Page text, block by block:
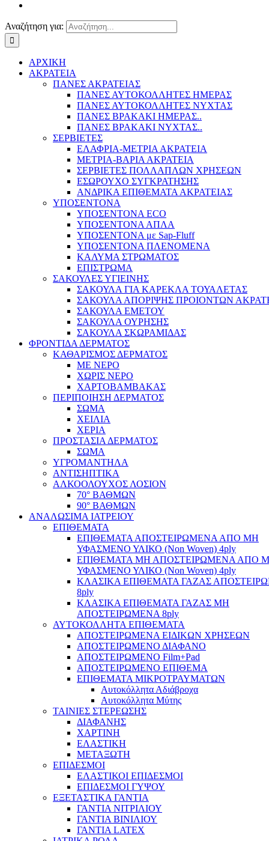
Αναζήτηση για:
ΑΡΧΙΚΗ
ΑΚΡΑΤΕΙΑ
ΠΑΝΕΣ ΑΚΡΑΤΕΙΑΣ
ΠΑΝΕΣ ΑΥΤΟΚΟΛΛΗΤΕΣ ΗΜΕΡΑΣ
ΠΑΝΕΣ ΑΥΤΟΚΟΛΛΗΤΕΣ ΝΥΧΤΑΣ
ΠΑΝΕΣ ΒΡΑΚΑΚΙ ΗΜΕΡΑΣ..
ΠΑΝΕΣ ΒΡΑΚΑΚΙ ΝΥΧΤΑΣ..
ΣΕΡΒΙΕΤΕΣ
ΕΛΑΦΡΙΑ-ΜΕΤΡΙΑ ΑΚΡΑΤΕΙΑ
ΜΕΤΡΙΑ-ΒΑΡΙΑ ΑΚΡΑΤΕΙΑ
ΣΕΡΒΙΕΤΕΣ ΠΟΛΛΑΠΛΩΝ ΧΡΗΣΕΩΝ
ΕΣΩΡΟΥΧΟ ΣΥΓΚΡΑΤΗΣΗΣ
ΑΝΔΡΙΚΑ ΕΠΙΘΕΜΑΤΑ ΑΚΡΑΤΕΙΑΣ
ΥΠΟΣΕΝΤΟΝΑ
ΥΠΟΣΕΝΤΟΝΑ ECO
ΥΠΟΣΕΝΤΟΝΑ ΑΠΛΑ
ΥΠΟΣΕΝΤΟΝΑ με Sap-Fluff
ΥΠΟΣΕΝΤΟΝΑ ΠΛΕΝΟΜΕΝΑ
ΚΑΛΥΜΑ ΣΤΡΩΜΑΤΟΣ
ΕΠΙΣΤΡΩΜΑ
ΣΑΚΟΥΛΕΣ ΥΓΙΕΙΝΗΣ
ΣΑΚΟΥΛΑ ΓΙΑ ΚΑΡΕΚΛΑ ΤΟΥΑΛΕΤΑΣ
ΣΑΚΟΥΛΑ ΑΠΟΡΙΨΗΣ ΠΡΟΙΟΝΤΩΝ
ΣΑΚΟΥΛΑ ΕΜΕΤΟΥ
ΣΑΚΟΥΛΑ ΟΥΡΗΣΗΣ
ΣΑΚΟΥΛΑ ΣΚΩΡΑΜΙΔΑΣ
ΦΡΟΝΤΙΔΑ ΔΕΡΜΑΤΟΣ
ΚΑΘΑΡΙΣΜΟΣ ΔΕΡΜΑΤΟΣ
ΜΕ ΝΕΡΟ
ΧΩΡΙΣ ΝΕΡΟ
ΧΑΡΤΟΒΑΜΒΑΚΑΣ
ΠΕΡΙΠΟΙΗΣΗ ΔΕΡΜΑΤΟΣ
ΣΩΜΑ
ΧΕΙΛΙΑ
ΧΕΡΙΑ
ΠΡΟΣΤΑΣΙΑ ΔΕΡΜΑΤΟΣ
ΣΩΜΑ
ΥΓΡΟΜΑΝΤΗΛΑ
ΑΝΤΙΣΗΠΤΙΚΑ
ΑΛΚΟΟΛΟΥΧΟΣ ΛΟΣΙΟΝ
70° ΒΑΘΜΩΝ
90° ΒΑΘΜΩΝ
ΑΝΑΛΩΣΙΜΑ ΙΑΤΡΕΙΟΥ
ΕΠΙΘΕΜΑΤΑ
ΕΠΙΘΕΜΑΤΑ ΑΠΟΣΤΕΙΡΩΜΕΝΑ ΑΠΟ ΜΗ
ΥΦΑΣΜΕΝΟ ΥΛΙΚΟ (Non Woven) 4ply
ΕΠΙΘΕΜΑΤΑ ΜΗ ΑΠΟΣΤΕΙΡΩΜΕΝΑ ΑΠΟ
ΥΦΑΣΜΕΝΟ ΥΛΙΚΟ (Non Woven) 4ply
ΚΛΑΣΙΚΑ ΕΠΙΘΕΜΑΤΑ ΓΑΖΑΣ
8ply
ΚΛΑΣΙΚΑ ΕΠΙΘΕΜΑΤΑ ΓΑΖΑΣ ΜΗ
ΑΠΟΣΤΕΙΡΩΜΕΝΑ 8ply
ΑΥΤΟΚΟΛΛΗΤΑ ΕΠΙΘΕΜΑΤΑ
ΑΠΟΣΤΕΙΡΩΜΕΝΑ ΕΙΔΙΚΩΝ ΧΡΗΣΕΩΝ
ΑΠΟΣΤΕΙΡΩΜΕΝΟ ΔΙΑΦΑΝΟ
ΑΠΟΣΤΕΙΡΩΜΕΝΟ Film+Pad
ΑΠΟΣΤΕΙΡΩΜΕΝΟ ΕΠΙΘΕΜΑ
ΕΠΙΘΕΜΑΤΑ ΜΙΚΡΟΤΡΑΥΜΑΤΩΝ
Αυτοκόλλητα Αδιάβροχα
Αυτοκόλλητα Μύτης
ΤΑΙΝΙΕΣ ΣΤΕΡΕΩΣΗΣ
ΔΙΑΦΑΝΗΣ
ΧΑΡΤΙΝΗ
ΕΛΑΣΤΙΚΗ
ΜΕΤΑΞΩΤΗ
ΕΠΙΔΕΣΜΟΙ
ΕΛΑΣΤΙΚΟΙ ΕΠΙΔΕΣΜΟΙ
ΕΠΙΔΕΣΜΟΙ ΓΥΨΟΥ
ΕΞΕΤΑΣΤΙΚΑ ΓΑΝΤΙΑ
ΓΑΝΤΙΑ ΝΙΤΡΙΛΙΟΥ
ΓΑΝΤΙΑ ΒΙΝΙΛΙΟΥ
ΓΑΝΤΙΑ LATEX